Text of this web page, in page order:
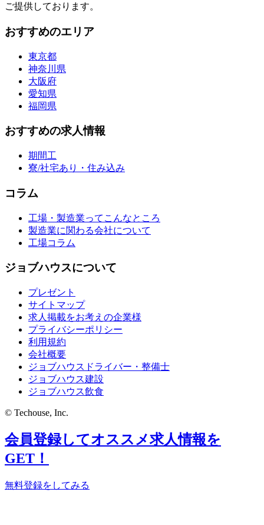
ご提供しております。
おすすめのエリア
東京都
神奈川県
大阪府
愛知県
福岡県
おすすめの求人情報
期間工
寮/社宅あり・住み込み
コラム
工場・製造業ってこんなところ
製造業に関わる会社について
工場コラム
ジョブハウスについて
プレゼント
サイトマップ
求人掲載をお考えの企業様
プライバシーポリシー
利用規約
会社概要
ジョブハウスドライバー・整備士
ジョブハウス建設
ジョブハウス飲食
© Techouse, Inc.
会員登録してオススメ求人情報を
GET！
無料登録をしてみる